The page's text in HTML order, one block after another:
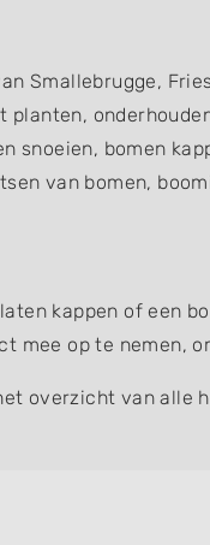
Smallebrugge,
snoeien, bomen
van bomen,
kappen of een
mee op te nemen,
overzicht van alle